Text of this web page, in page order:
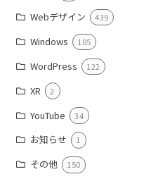
Webデザイン 439
Windows 105
WordPress 122
XR 2
YouTube 34
お知らせ 1
その他 150